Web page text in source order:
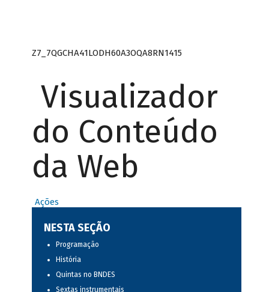
Z7_7QGCHA41LODH60A3OQA8RN1415
Visualizador
do Conteúdo
da Web
Ações
NESTA SEÇÃO
Programação
História
Quintas no BNDES
Sextas instrumentais